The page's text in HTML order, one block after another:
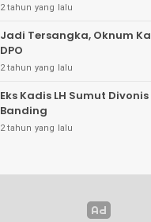
2 tahun yang lalu
Jadi Tersangka, Oknum
DPO
2 tahun yang lalu
Eks Kadis LH Sumut
Banding
2 tahun yang lalu